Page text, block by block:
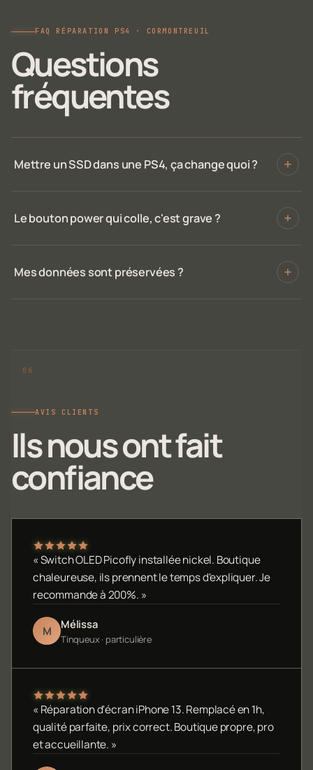
FAQ RÉPARATION PS4 · CORMONTREUIL
Questions
fréquentes
Mettre un SSD dans une PS4, ça change quoi ?
Le bouton power qui colle, c'est grave ?
Mes données sont préservées ?
AVIS CLIENTS
Ils nous ont fait
confiance
« Switch OLED Picofly installée nickel. Boutique
chaleureuse, ils prennent le temps d'expliquer. Je
recommande à 200%. »
M Mélissa
Tinqueux · particulière
« Réparation d'écran iPhone 13. Remplacé en 1h,
qualité parfaite, prix correct. Boutique propre, pro
et accueillante. »